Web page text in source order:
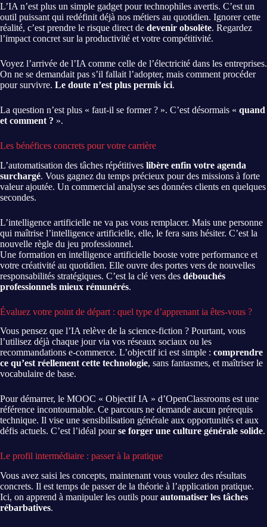
L’IA n’est plus un simple gadget pour technophiles avertis. C’est un
outil puissant qui redéfinit déjà nos métiers au quotidien. Ignorer cette
réalité, c’est prendre le risque direct de devenir obsolète. Regardez
l’impact concret sur la productivité et votre compétitivité.
Voyez l’arrivée de l’IA comme celle de l’électricité dans les entreprises.
On ne se demandait pas s’il fallait l’adopter, mais comment procéder
pour survivre. Le doute n’est plus permis ici.
La question n’est plus « faut-il se former ? ». C’est désormais « quand
et comment ? ».
Les bénéfices concrets pour votre carrière
L’automatisation des tâches répétitives libère enfin votre agenda
surchargé. Vous gagnez du temps précieux pour des missions à forte
valeur ajoutée. Un commercial analyse ses données clients en quelques
secondes.
L’intelligence artificielle ne va pas vous remplacer. Mais une personne
qui maîtrise l’intelligence artificielle, elle, le fera sans hésiter. C’est la
nouvelle règle du jeu professionnel.
Une formation en intelligence artificielle booste votre performance et
votre créativité au quotidien. Elle ouvre des portes vers de nouvelles
responsabilités stratégiques. C’est la clé vers des débouchés
professionnels mieux rémunérés.
Évaluez votre point de départ : quel type d’apprenant ia êtes-vous ?
Vous pensez que l’IA relève de la science-fiction ? Pourtant, vous
l’utilisez déjà chaque jour via vos réseaux sociaux ou les
recommandations e-commerce. L’objectif ici est simple : comprendre
ce qu’est réellement cette technologie, sans fantasmes, et maîtriser le
vocabulaire de base.
Pour démarrer, le MOOC « Objectif IA » d’OpenClassrooms est une
référence incontournable. Ce parcours ne demande aucun prérequis
technique. Il vise une sensibilisation générale aux opportunités et aux
défis actuels. C’est l’idéal pourse forger une culture générale solide.
Le profil intermédiaire : passer à la pratique
Vous avez saisi les concepts, maintenant vous voulez des résultats
concrets. Il est temps de passer de la théorie à l’application pratique.
Ici, on apprend à manipuler les outils pourautomatiser les tâches
rébarbatives.